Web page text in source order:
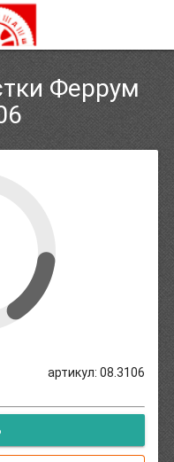
Феррум
артикул: 08.3106